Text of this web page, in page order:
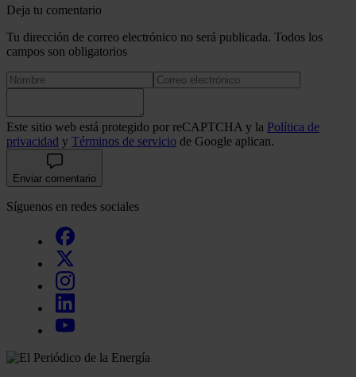
Deja tu comentario
Tu dirección de correo electrónico no será publicada. Todos los
campos son obligatorios
Este sitio web está protegido por reCAPTCHA y la Política de
privacidad y Términos de servicio de Google aplican.
Enviar comentario
Síguenos en redes sociales